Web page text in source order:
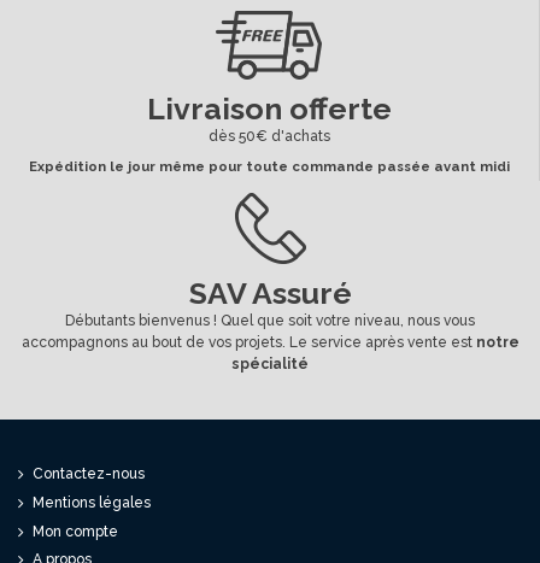
Livraison offerte
dès 50€ d'achats
Expédition le jour même pour toute commande passée avant midi
SAV Assuré
Débutants bienvenus ! Quel que soit votre niveau, nous vous
accompagnons au bout de vos projets. Le service après vente est notre
spécialité
Contactez-nous
Mentions légales
Mon compte